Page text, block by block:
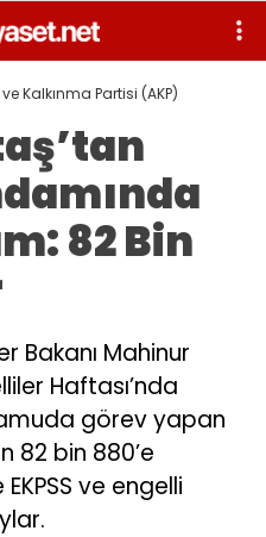
Kalkınma Partisi (AKP)
82 Bin
Bakanı Mahinur
Haftası’nda
görev yapan
82 bin 880’e
ve engelli